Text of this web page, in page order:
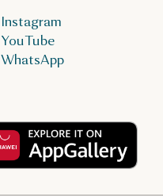
Instagram
YouTube
WhatsApp